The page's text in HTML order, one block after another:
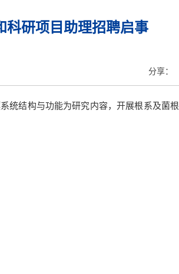
科研项目助理招聘启事
分享：
统结构与功能为研究内容，开展根系及菌根